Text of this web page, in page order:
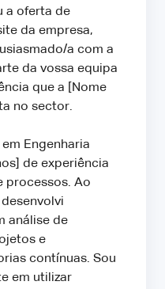
a oferta de
da empresa,
a com a
da vossa equipa
que a [Nome
no sector.
Engenharia
de experiência
processos. Ao
análise de
e
contínuas. Sou
em utilizar